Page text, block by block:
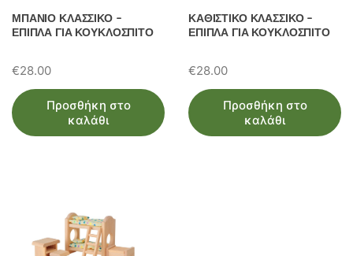
ΜΠΑΝΙΟ ΚΛΑΣΣΙΚΟ –
ΕΠΙΠΛΑ ΓΙΑ ΚΟΥΚΛΟΣΠΙΤΟ
€28.00
Προσθήκη στο
καλάθι
ΚΑΘΙΣΤΙΚΟ ΚΛΑΣΣΙΚΟ –
ΕΠΙΠΛΑ ΓΙΑ ΚΟΥΚΛΟΣΠΙΤΟ
€28.00
Προσθήκη στο
καλάθι